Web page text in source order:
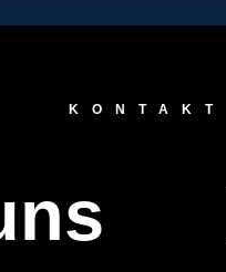
KONTAKT